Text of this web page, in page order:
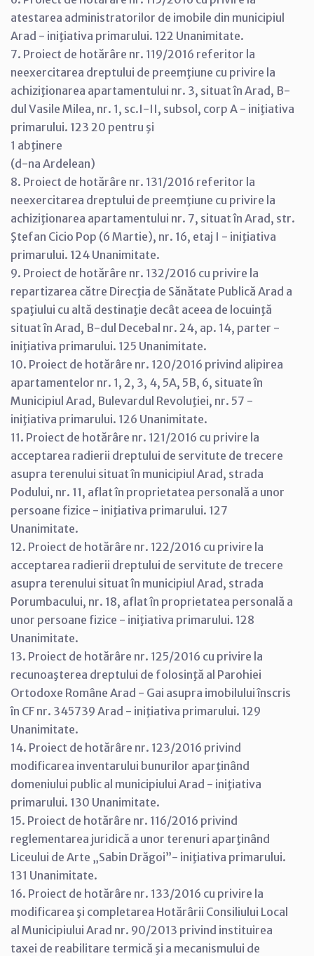
atestarea administratorilor de imobile din municipiul
Arad - iniţiativa primarului. 122 Unanimitate.
7. Proiect de hotărâre nr. 119/2016 referitor la
neexercitarea dreptului de preemţiune cu privire la
achiziţionarea apartamentului nr. 3, situat în Arad, B-
dul Vasile Milea, nr. 1, sc.I-II, subsol, corp A - iniţiativa
primarului. 123 20 pentru şi
1 abţinere
(d-na Ardelean)
8. Proiect de hotărâre nr. 131/2016 referitor la
neexercitarea dreptului de preemţiune cu privire la
achiziţionarea apartamentului nr. 7, situat în Arad, str.
Ştefan Cicio Pop (6 Martie), nr. 16, etaj I - iniţiativa
primarului. 124 Unanimitate.
9. Proiect de hotărâre nr. 132/2016 cu privire la
repartizarea către Direcţia de Sănătate Publică Arad a
spaţiului cu altă destinaţie decât aceea de locuinţă
situat în Arad, B-dul Decebal nr. 24, ap. 14, parter -
iniţiativa primarului. 125 Unanimitate.
10. Proiect de hotărâre nr. 120/2016 privind alipirea
apartamentelor nr. 1, 2, 3, 4, 5A, 5B, 6, situate în
Municipiul Arad, Bulevardul Revoluţiei, nr. 57 -
iniţiativa primarului. 126 Unanimitate.
11. Proiect de hotărâre nr. 121/2016 cu privire la
acceptarea radierii dreptului de servitute de trecere
asupra terenului situat în municipiul Arad, strada
Podului, nr. 11, aflat în proprietatea personală a unor
persoane fizice - iniţiativa primarului. 127
Unanimitate.
12. Proiect de hotărâre nr. 122/2016 cu privire la
acceptarea radierii dreptului de servitute de trecere
asupra terenului situat în municipiul Arad, strada
Porumbacului, nr. 18, aflat în proprietatea personală a
unor persoane fizice - iniţiativa primarului. 128
Unanimitate.
13. Proiect de hotărâre nr. 125/2016 cu privire la
recunoaşterea dreptului de folosinţă al Parohiei
Ortodoxe Române Arad - Gai asupra imobilului înscris
în CF nr. 345739 Arad - iniţiativa primarului. 129
Unanimitate.
14. Proiect de hotărâre nr. 123/2016 privind
modificarea inventarului bunurilor aparţinând
domeniului public al municipiului Arad - iniţiativa
primarului. 130 Unanimitate.
15. Proiect de hotărâre nr. 116/2016 privind
reglementarea juridică a unor terenuri aparţinând
Liceului de Arte „Sabin Drăgoi”- iniţiativa primarului.
131 Unanimitate.
16. Proiect de hotărâre nr. 133/2016 cu privire la
modificarea şi completarea Hotărârii Consiliului Local
al Municipiului Arad nr. 90/2013 privind instituirea
taxei de reabilitare termică şi a mecanismului de